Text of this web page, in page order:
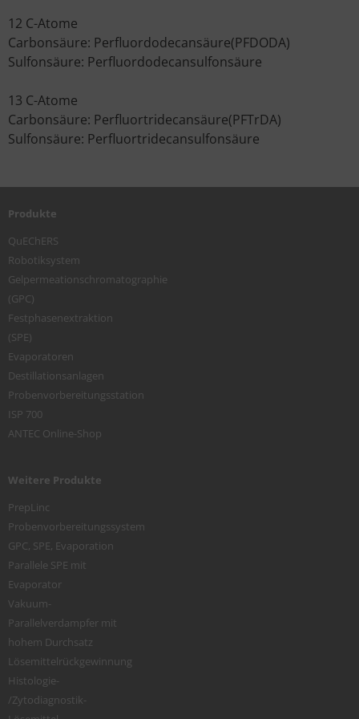
12 C-Atome
Carbonsäure: Perfluordodecansäure(PFDODA)
Sulfonsäure: Perfluordodecansulfonsäure
13 C-Atome
Carbonsäure: Perfluortridecansäure(PFTrDA)
Sulfonsäure: Perfluortridecansulfonsäure
Produkte
QuEChERS
Robotiksystem
Gelpermeationschromatographie
(GPC)
Festphasenextraktion
(SPE)
Evaporatoren
Destillationsanlagen
Probenvorbereitungsstation
ISP 700
ANTEC Online-Shop
Weitere Produkte
PrepLinc
Probenvorbereitungssystem
GPC, SPE, Evaporation
Parallele SPE mit
Evaporator
Vakuum-
Parallelverdampfer mit
hohem Durchsatz
Lösemittelrückgewinnung
Histologie-
/Zytodiagnostik-